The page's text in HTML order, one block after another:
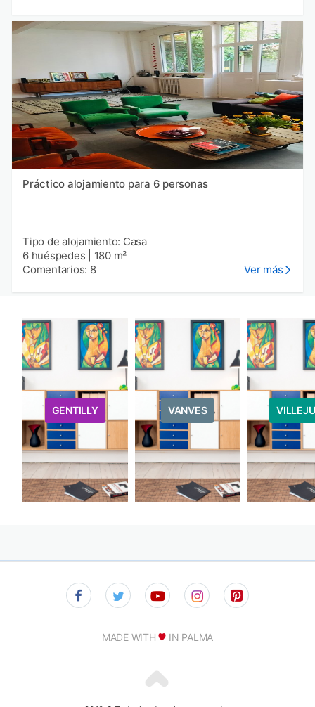
Práctico alojamiento para 6 personas
Tipo de alojamiento: Casa
6 huéspedes
180 m²
Comentarios: 8
Ver más
GENTILLY VANVES
MADE WITH IN PALMA